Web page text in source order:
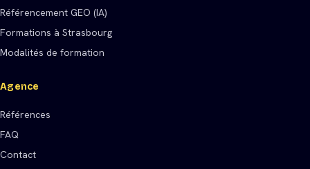
Référencement GEO (IA)
Formations à Strasbourg
Modalités de formation
Agence
Références
FAQ
Contact